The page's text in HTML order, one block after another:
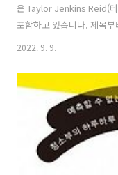
은 Taylor Jenkins Reid(테
포함하고 있습니다. 제목
는 도대체 어떤 여자길래
금기'에 육감적인 몸매와
이다. 아, 물론 이건 소설이
여덟 번이나 결혼을 했던
의 삶 이야기를 저널리스
Gardner), 또는 대중..
2022. 9. 9.